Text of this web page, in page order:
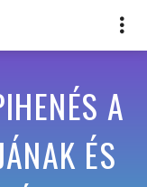
A
ÉS